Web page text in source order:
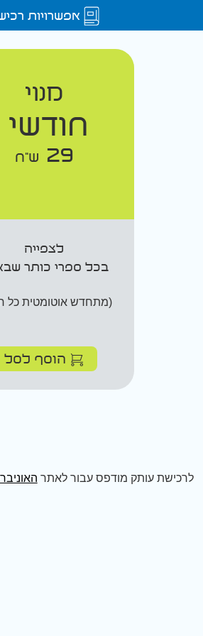
אפשרויות
מנוי
חודשי
29 ש"ח
לצפייה
בכל ספרי כותר
(מתחדש אוטומטית כל
הוסף לסל
לרכישת עותק מודפס עבור לאתר